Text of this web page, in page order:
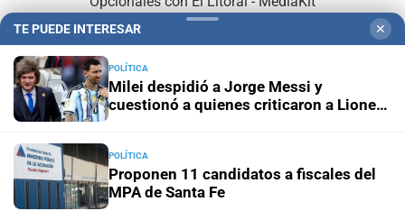
En Asociación con:
TE PUEDE INTERESAR ✕
POLÍTICA
Milei despidió a Jorge Messi y
cuestionó a quienes criticaron a Lionel
POLÍTICA
Proponen 11 candidatos a fiscales del
MPA de Santa Fe